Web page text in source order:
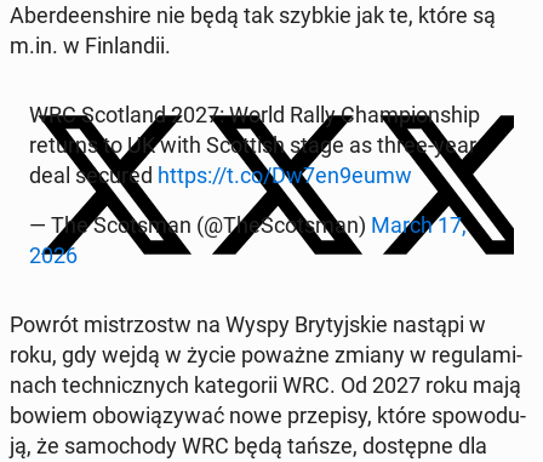
Aber­de­en­shi­re nie będą tak szybkie jak te, które są
m.in. w Fin­lan­dii.
WRC Sco­tland 2027: World Rally Cham­pion­ship
returns to UK with Scot­tish stage as three-year
deal secured https://t.co/Dw7en9eumw
— The Scot­sman (@The­Scot­sman) March 17,
2026
Powrót mi­strzostw na Wyspy Bry­tyj­skie nastąpi w
roku, gdy wejdą w życie poważne zmiany w re­gu­la­mi­
nach tech­nicz­nych ka­te­go­rii WRC. Od 2027 roku mają
bowiem obo­wią­zy­wać nowe prze­pi­sy, które spo­wo­du­
ją, że sa­mo­cho­dy WRC będą tańsze, do­stęp­ne dla